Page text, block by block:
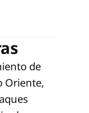
de
Oriente,